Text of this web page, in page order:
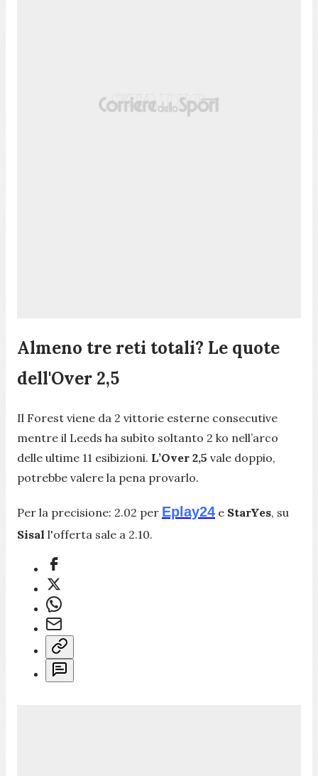
Almeno tre reti totali? Le quote
dell'Over 2,5
Il Forest viene da 2 vittorie esterne consecutive
mentre il Leeds ha subìto soltanto 2 ko nell’arco
delle ultime 11 esibizioni. L’Over 2,5 vale doppio,
potrebbe valere la pena provarlo.
Per la precisione: 2.02 per Eplay24 e StarYes, su
Sisal l'offerta sale a 2.10.